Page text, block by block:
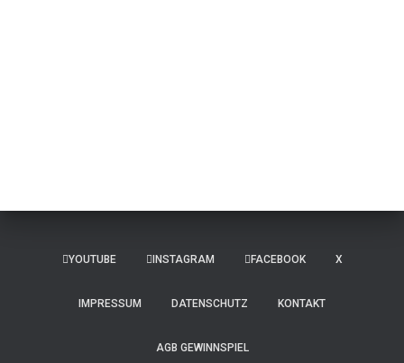
YOUTUBE INSTAGRAM FACEBOOK X
IMPRESSUM DATENSCHUTZ KONTAKT
AGB GEWINNSPIEL